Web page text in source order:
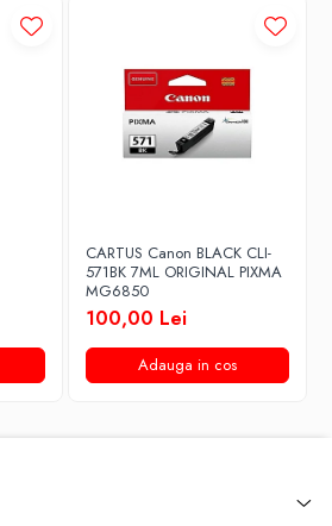
CARTUS Canon BLACK CLI-
571BK 7ML ORIGINAL PIXMA
MG6850
100,00 Lei
Adauga in cos